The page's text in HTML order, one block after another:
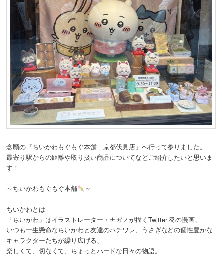
移
動
念願の『ちいかわもぐもぐ本舗 京都伏見店』へ行って参りました。
最寄り駅からの距離や取り扱い商品についてなどご紹介したいと思いま
す！
～ちいかわもぐもぐ本舗 ～
ちいかわとは
「ちいかわ」はイラストレーター・ナガノが描くTwitter 発の漫画。
いつも一生懸命なちいかわと友達のハチワレ、うさぎなどの個性豊かな
キャラクターたちが繰り広げる、
楽しくて、切なくて、ちょっとハードな日々の物語。